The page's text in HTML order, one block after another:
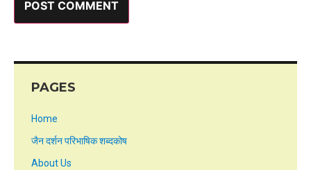
PAGES
Home
जैन दर्शन परिभाषिक शब्दकोष
About Us